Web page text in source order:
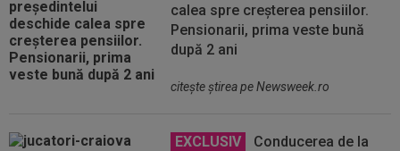
calea spre creșterea pensiilor.
Pensionarii, prima veste bună
după 2 ani
citeşte ştirea pe Newsweek.ro
EXCLUSIV
Conducerea de la